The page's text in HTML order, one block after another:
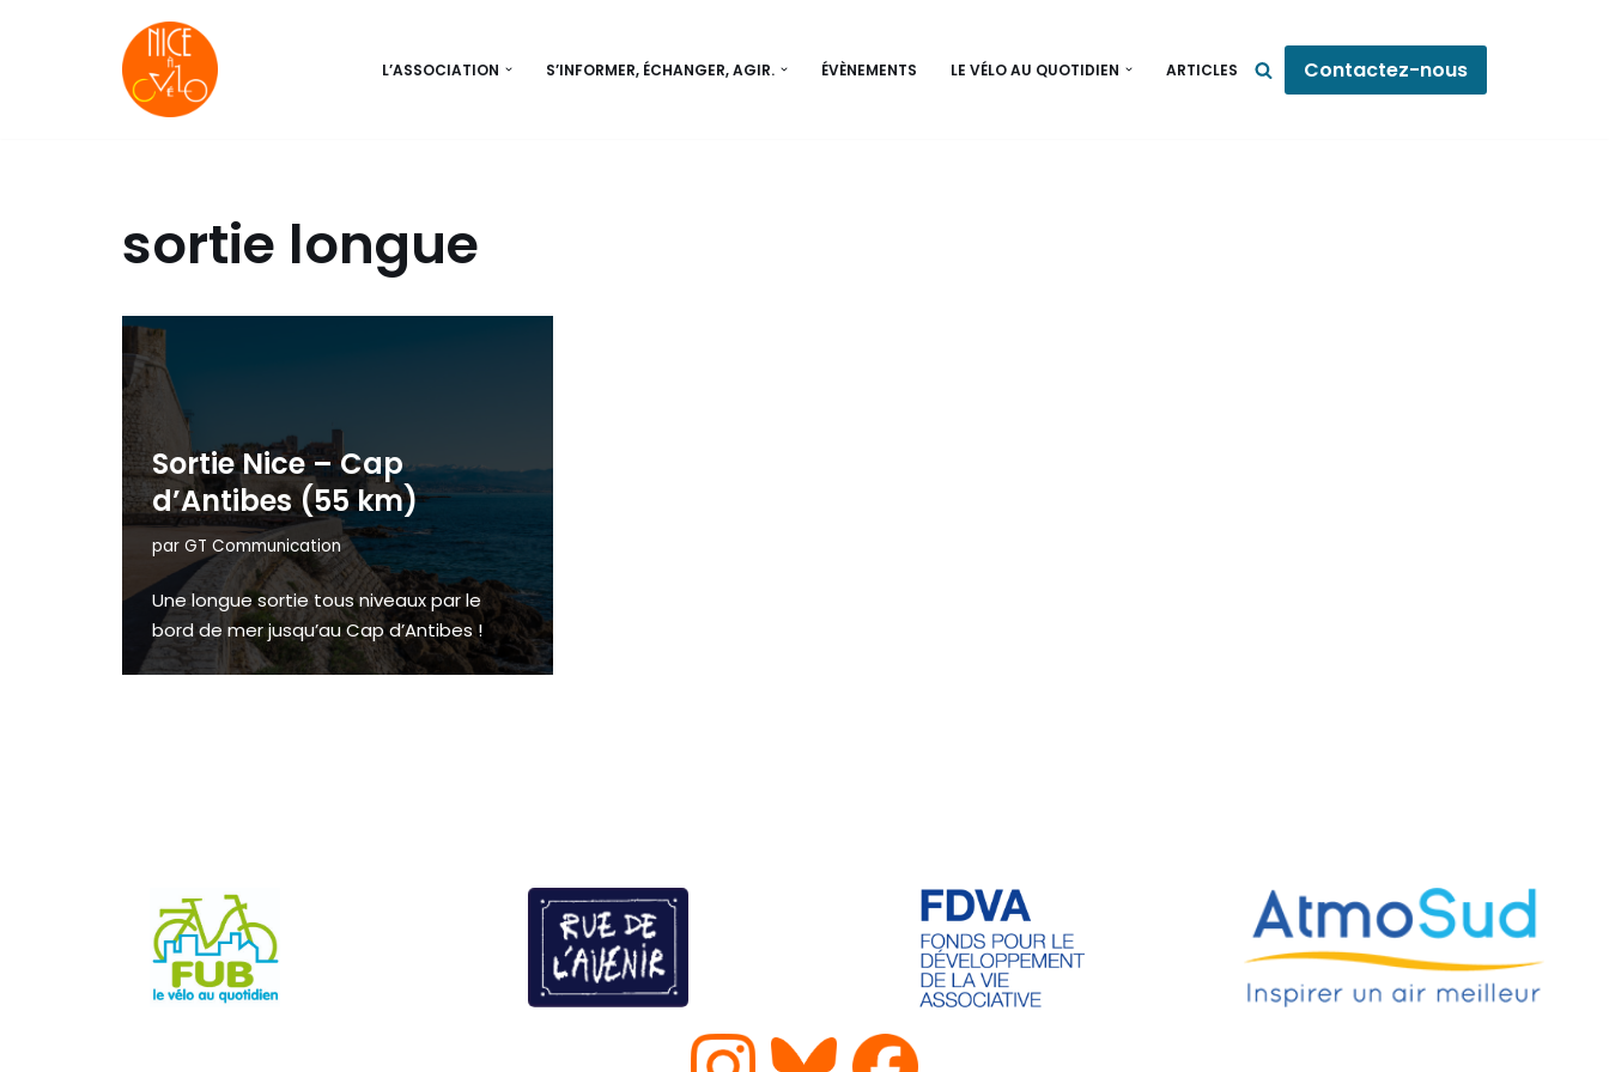
L’ASSOCIATION S’INFORMER, ÉCHANGER, AGIR. ÉVÈNEMENTS LE VÉLO AU QUOTIDIEN ARTICLES Contactez-nous
sortie longue
Sortie Nice – Cap
d’Antibes (55 km)
par GT Communication
Une longue sortie tous niveaux par le
bord de mer jusqu’au Cap d’Antibes !